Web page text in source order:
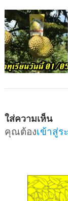
ใส่ความเห็น
คุณต้องเข้าสู่ร